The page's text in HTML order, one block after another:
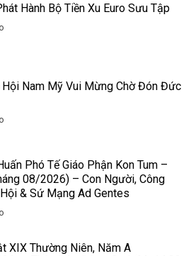
Hành Bộ Tiền Xu Euro Sưu Tập
Hội Nam Mỹ Vui Mừng Chờ Đón Đức
Phó Tế Giáo Phận Kon Tum –
08/2026) – Con Người, Công
& Sứ Mạng Ad Gentes
XIX Thường Niên, Năm A